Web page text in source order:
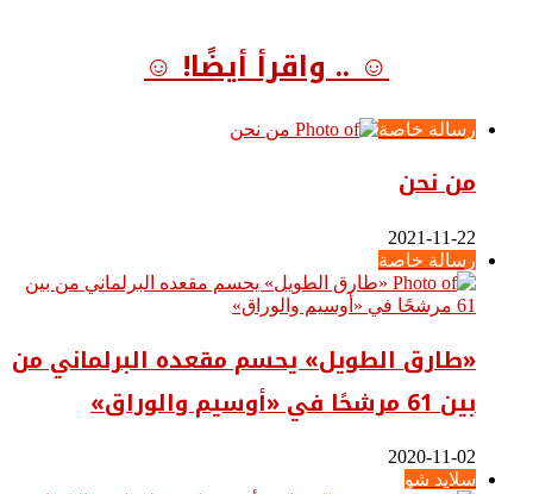
☺ .. واقرأ أيضًا! ☺
رسالة خاصة
من نحن
2021-11-22
رسالة خاصة
«طارق الطويل» يحسم مقعده البرلماني من
بين 61 مرشحًا في «أوسيم والوراق»
2020-11-02
سلايد شو